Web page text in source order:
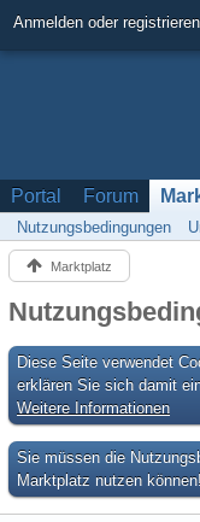
Anmelden oder registrieren
Portal Forum
Nutzungsbedingungen
Marktplatz
Diese Seite verwendet
erklären Sie sich damit
Weitere Informationen
Sie müssen die
Marktplatz nutzen können!